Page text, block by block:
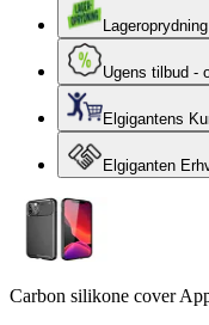
Lageroprydning
Ugens tilbud -
Elgigantens
Elgiganten
Carbon silikone cover